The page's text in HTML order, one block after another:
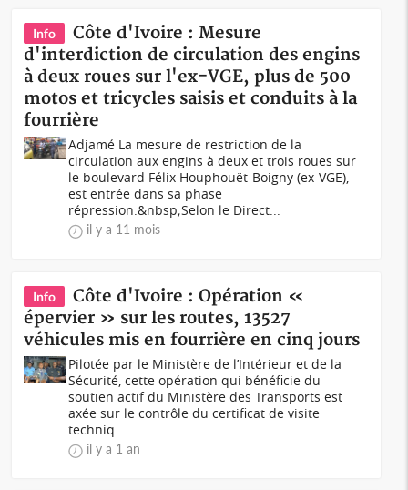
Info
Côte d'Ivoire : Mesure
d'interdiction de circulation des engins
à deux roues sur l'ex-VGE, plus de 500
motos et tricycles saisis et conduits à la
fourrière
Adjamé La mesure de restriction de la
circulation aux engins à deux et trois roues sur
le boulevard Félix Houphouët-Boigny (ex-VGE),
est entrée dans sa phase
répression.&nbsp;Selon le Direct...
il y a 11 mois
Info
Côte d'Ivoire : Opération «
épervier » sur les routes, 13527
véhicules mis en fourrière en cinq jours
Pilotée par le Ministère de l’Intérieur et de la
Sécurité, cette opération qui bénéficie du
soutien actif du Ministère des Transports est
axée sur le contrôle du certificat de visite
techniq...
il y a 1 an